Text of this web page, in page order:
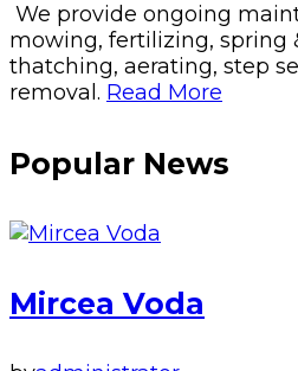
We provide ongoing
mowing, fertilizing, spring
thatching, aerating, step
removal. Read More
Popular News
Mircea Voda